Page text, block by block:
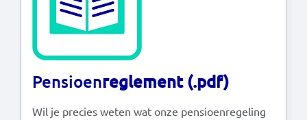
Pensioenreglement (.pdf)
Wil je precies weten wat onze pensioenregeling